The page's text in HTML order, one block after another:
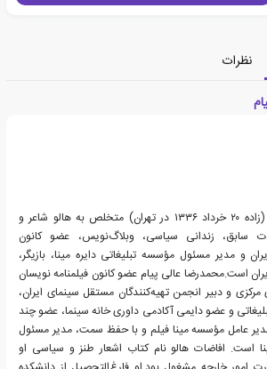
نظرات
سید محمدرضا عالی پیام (زاده ۲۰ خرداد ۱۳۳۶ در تهران) متخلص به هالو شاعر و
سابق، زندانی سیاسی، وبلاگ‌نویس، عضو کانون
و مدیر مسئول مؤسسه تبلیغاتی دایره مینا، بازیگر،
است.محمدرضا عالی پیام عضو کانون فیلمنامه نویسان
و دبیر انجمن تهیه‌کنندگان مستقل سینمای ایران،
و عضو دایمی آکادمی داوری خانه سینما، عضو چند
عامل مؤسسه مینا فیلم و با حفظ سمت، مدیر مسئول
است. افاضات هالو نام کتاب اشعار طنز و سیاسی او